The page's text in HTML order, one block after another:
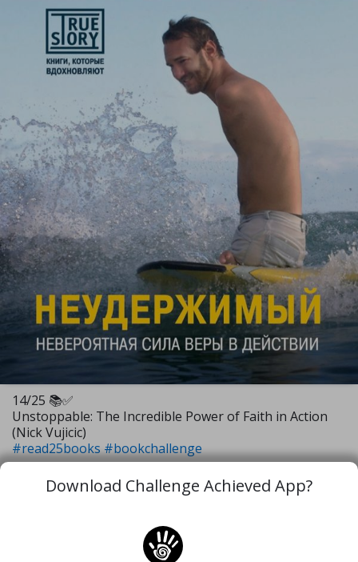
14/25 📚✅️
Unstoppable: The Incredible Power of Faith in Action
(Nick Vujicic)
#read25books #bookchallenge
19 1 Aug, 2022
Download Challenge Achieved App?